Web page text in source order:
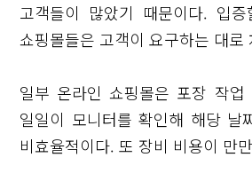
고객들이 많았기 때문이다. 입
쇼핑몰들은 고객이 요구하는 대
일부 온라인 쇼핑몰은 포장 작
일일이 모니터를 확인해 해당
비효율적이다. 또 장비 비용이 만